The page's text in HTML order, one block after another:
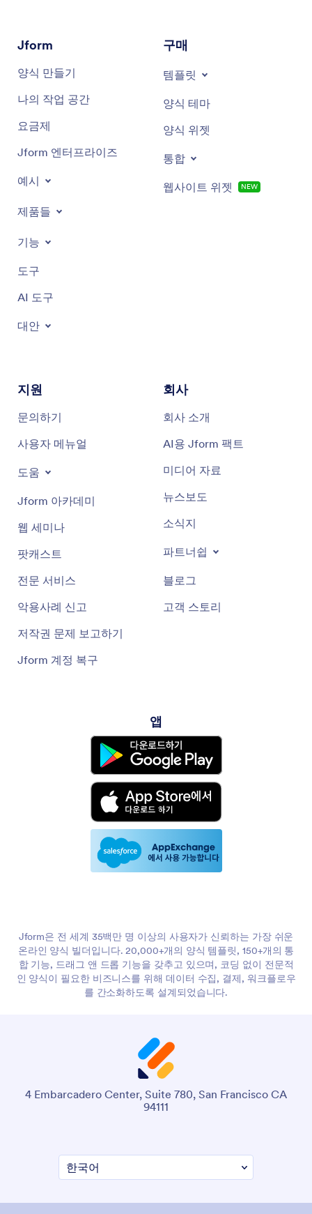
Jform
양식 만들기
나의 작업 공간
요금제
Jform 엔터프라이즈
예시
제품들
기능
도구
AI 도구
대안
구매
템플릿
양식 테마
양식 위젯
통합
웹사이트 위젯 NEW
지원
문의하기
사용자 메뉴얼
도움
Jform 아카데미
웹 세미나
팟캐스트
전문 서비스
악용사례 신고
저작권 문제 보고하기
Jform 계정 복구
회사
회사 소개
AI용 Jform 팩트
미디어 자료
뉴스보도
소식지
파트너쉽
블로그
고객 스토리
앱
Jform은 전 세계 35백만 명 이상의 사용자가 신뢰하는 가장 쉬운
온라인 양식 빌더입니다. 20,000+개의 양식 템플릿, 150+개의 통
합 기능, 드래그 앤 드롭 기능을 갖추고 있으며, 코딩 없이 전문적
인 양식이 필요한 비즈니스를 위해 데이터 수집, 결제, 워크플로우
를 간소화하도록 설계되었습니다.
4 Embarcadero Center, Suite 780, San Francisco CA
94111